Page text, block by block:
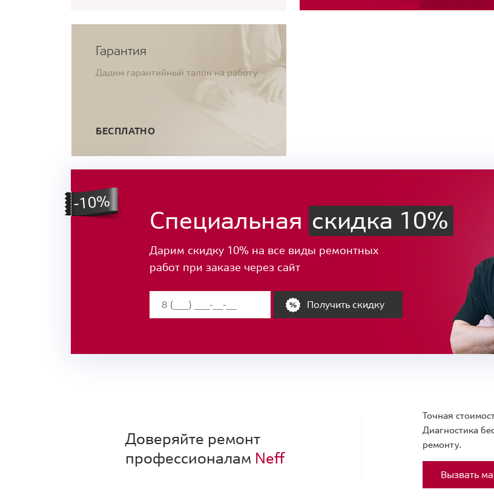
Гарантия
Дадим гарантийный талон на работу
БЕСПЛАТНО
Специальная скидка 10%
Дарим скидку 10% на все виды ремонтных
работ при заказе через сайт
Получить скидку
Доверяйте ремонт
профессионалам Neff
Точная
Диагностика
ремонту.
Вызвать